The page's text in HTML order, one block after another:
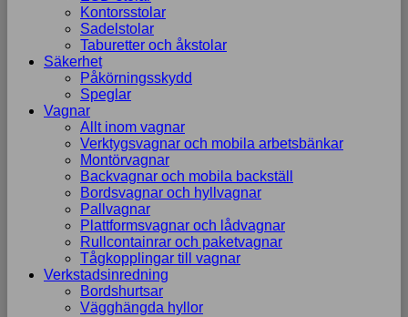
Kontorsstolar
Sadelstolar
Taburetter och åkstolar
Säkerhet
Påkörningsskydd
Speglar
Vagnar
Allt inom vagnar
Verktygsvagnar och mobila arbetsbänkar
Montörvagnar
Backvagnar och mobila backställ
Bordsvagnar och hyllvagnar
Pallvagnar
Plattformsvagnar och lådvagnar
Rullcontainrar och paketvagnar
Tågkopplingar till vagnar
Verkstadsinredning
Bordshurtsar
Vägghängda hyllor